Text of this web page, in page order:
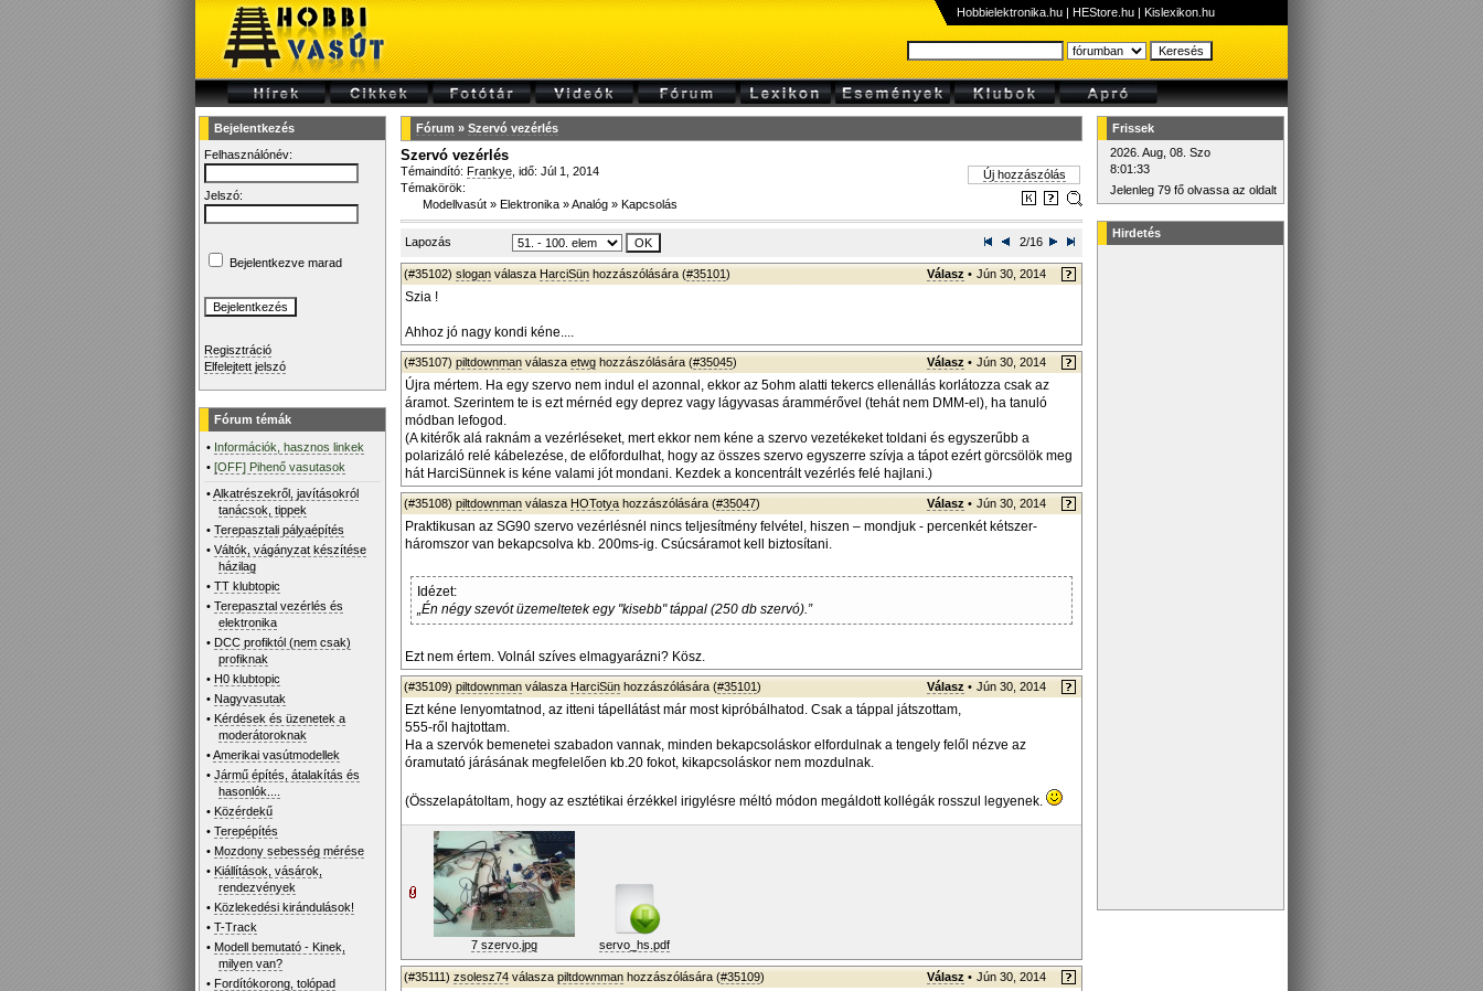
Hobbielektronika.hu | HEStore.hu | Kislexikon.hu
Bejelentkezés
Felhasználónév:
Jelszó:
Bejelentkezve marad
Regisztráció
Elfelejtett jelszó
Fórum témák
• Információk, hasznos linkek
•[OFF] Pihenő vasutasok
•Alkatrészekről, javításokról
tanácsok, tippek
•Terepasztali pályaépítés
•Váltók, vágányzat készítése
házilag
•TT klubtopic
•Terepasztal vezérlés és
elektronika
• DCC profiktól (nem csak)
profiknak
• H0 klubtopic
• Nagyvasutak
• Kérdések és üzenetek a
moderátoroknak
•Amerikai vasútmodellek
•Jármű építés, átalakítás és
hasonlók....
• Közérdekű
•Terepépítés
• Mozdony sebesség mérése
• Kiállítások, vásárok,
rendezvények
• Közlekedési kirándulások!
•T-Track
• Modell bemutató - Kinek,
milyen van?
• Fordítókorong, tolópad
Fórum » Szervó vezérlés
Szervó vezérlés
Témaindító: Frankye , idő: Júl 1, 2014
Témakörök:
Modellvasút » Elektronika »Analóg » Kapcsolás
Új hozzászólás
Lapozás 2/16
(#35102) slogan válasza HarciSün hozzászólására (#35101) Válasz • Jún 30, 2014
Szia !
Ahhoz jó nagy kondi kéne....
(#35107) piltdownman válasza etwg hozzászólására (#35045) Válasz • Jún 30, 2014
Újra mértem. Ha egy szervo nem indul el azonnal, ekkor az 5ohm alatti tekercs ellenállás korlátozza csak az
áramot. Szerintem te is ezt mérnéd egy deprez vagy lágyvasas árammérővel (tehát nem DMM-el), ha tanuló
módban lefogod.
(A kitérők alá raknám a vezérléseket, mert ekkor nem kéne a szervo vezetékeket toldani és egyszerűbb a
polarizáló relé kábelezése, de előfordulhat, hogy az összes szervo egyszerre szívja a tápot ezért görcsölök meg
hát HarciSünnek is kéne valami jót mondani. Kezdek a koncentrált vezérlés felé hajlani.)
(#35108) piltdownman válasza HOTotya hozzászólására (#35047) Válasz • Jún 30, 2014
Praktikusan az SG90 szervo vezérlésnél nincs teljesítmény felvétel, hiszen – mondjuk - percenkét kétszer-
háromszor van bekapcsolva kb. 200ms-ig. Csúcsáramot kell biztosítani.
Idézet:
„Én négy szevót üzemeltetek egy "kisebb" táppal (250 db szervó).”
Ezt nem értem. Volnál szíves elmagyarázni? Kösz.
(#35109) piltdownman válasza HarciSün hozzászólására (#35101) Válasz • Jún 30, 2014
Ezt kéne lenyomtatnod, az itteni tápellátást már most kipróbálhatod. Csak a táppal játszottam,
555-ről hajtottam.
Ha a szervók bemenetei szabadon vannak, minden bekapcsoláskor elfordulnak a tengely felől nézve az
óramutató járásának megfelelően kb.20 fokot, kikapcsoláskor nem mozdulnak.
(Összelapátoltam, hogy az esztétikai érzékkel irigylésre méltó módon megáldott kollégák rosszul legyenek.
7 szervo.jpg servo_hs.pdf
(#35111) zsolesz74 válasza piltdownman hozzászólására (#35109) Válasz • Jún 30, 2014
Frissek
2026. Aug, 08. Szo
8:01:33
Jelenleg 79 fő olvassa az oldalt
Hirdetés